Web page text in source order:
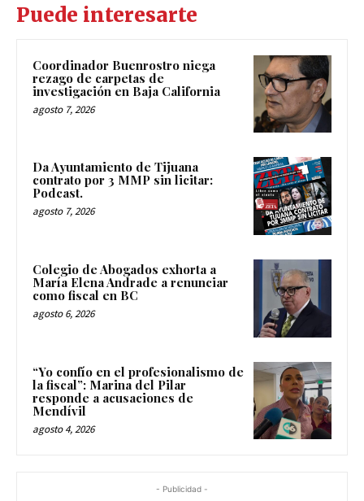
Puede interesarte
Coordinador Buenrostro niega
rezago de carpetas de
investigación en Baja California
agosto 7, 2026
Da Ayuntamiento de Tijuana
contrato por 3 MMP sin licitar:
Podcast.
agosto 7, 2026
Colegio de Abogados exhorta a
María Elena Andrade a renunciar
como fiscal en BC
agosto 6, 2026
“Yo confío en el profesionalismo de
la fiscal”: Marina del Pilar
responde a acusaciones de
Mendívil
agosto 4, 2026
- Publicidad -